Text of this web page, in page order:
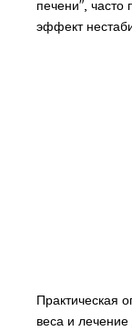
печени", часто
эффект
Практическая
веса и